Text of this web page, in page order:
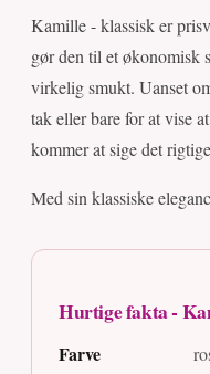
Kamille - klassisk er
gør den til et økonomisk
virkelig smukt. Uanset
tak eller bare for at vise
kommer at sige det
Med sin klassiske
Hurtige fakta -
Farve